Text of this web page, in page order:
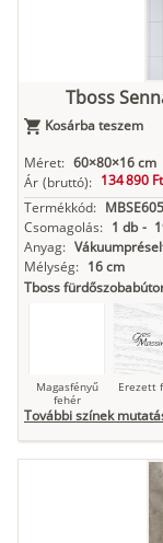
Tboss
Kosárba teszem
Méret: 60×80×16 cm
Ár (bruttó): 134 890
Termékkód: MBSE605
Csomagolás: 1 db -
Anyag:
Mélység: 16 cm
Tboss
Magasfényű
fehér
Erezett
További színek